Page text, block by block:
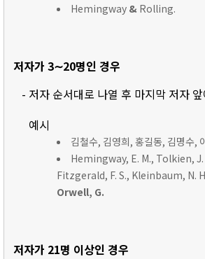
Hemingway & Rolling.
저자가 3∼20명인 경우
- 저자 순서대로 나열 후 마지막 저자
예시
김철수, 김영희, 홍길동, 김명수,
Hemingway, E. M., Tolkien,
Fitzgerald, F. S., Kleinbaum, N.
Orwell, G.
저자가 21명 이상인 경우